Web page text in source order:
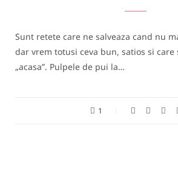
Sunt retete care ne salveaza cand nu
dar vrem totusi ceva bun, satios si care
„acasa”. Pulpele de pui la…
1